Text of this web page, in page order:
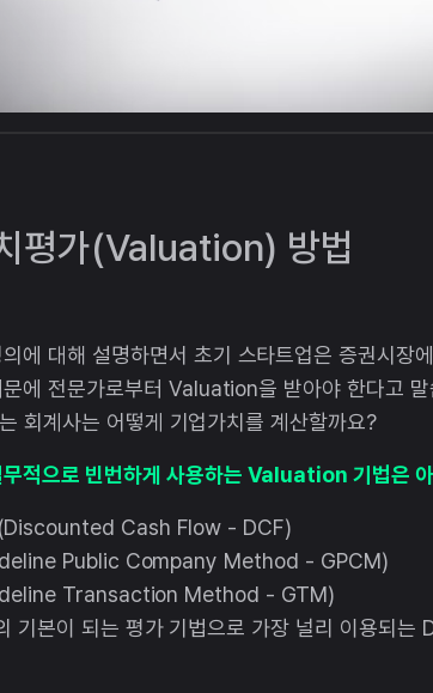
평가(Valuation) 방법
에 대해 설명하면서 초기 스타트업은 증권시장
에 전문가로부터 Valuation을 받아야 한다고
회계사는 어떻게 기업가치를 계산할까요?
적으로 빈번하게 사용하는 Valuation 기법은
(Discounted Cash Flow - DCF)
Public Company Method - GPCM)
Transaction Method - GTM)
기본이 되는 평가 기법으로 가장 널리 이용되는